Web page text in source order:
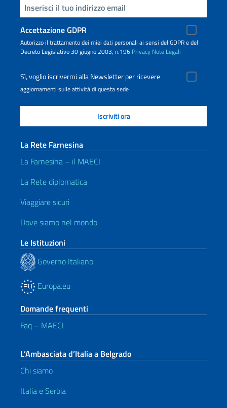
Inserisci la tua email
Accettazione GDPR
Autorizzo il trattamento dei miei dati personali ai sensi del GDPR e del
Decreto Legislativo 30 giugno 2003, n.196 Privacy Note Legali
Sì, voglio iscrivermi alla Newsletter per ricevere
aggiornamenti sulle attività di questa sede
La Rete Farnesina
La Farnesina – il MAECI
La Rete diplomatica
Viaggiare sicuri
Dove siamo nel mondo
Le Istituzioni
Governo Italiano
Europa.eu
Domande frequenti
Faq – MAECI
L’Ambasciata d’Italia a Belgrado
Chi siamo
Italia e Serbia